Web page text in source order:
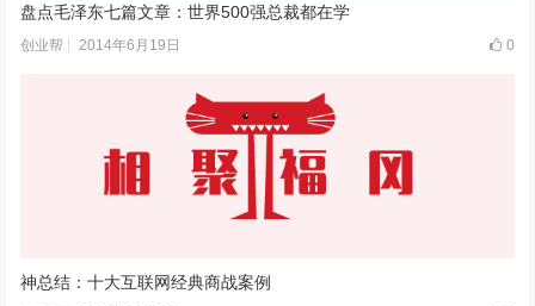
盘点毛泽东七篇文章：世界500强总裁都在学
创业帮 2014年6月19日 0
神总结：十大互联网经典商战案例